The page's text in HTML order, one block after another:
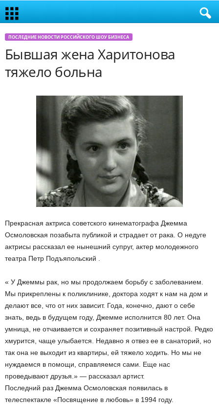
ПОСЛЕДНИЕ НОВОСТИ РОССИЙСКОГО ШОУ БИЗНЕСА
Бывшая жена Харитонова
тяжело больна
Прекрасная актриса советского кинематографа Джемма
Осмоловская позабыта публикой и страдает от рака. О недуге
актрисы рассказал ее нынешний супруг, актер молодежного
театра Петр Подъяпольский .
« У Джеммы рак, но мы продолжаем борьбу с заболеванием.
Мы прикреплены к поликлинике, доктора ходят к нам на дом и
делают все, что от них зависит. Года, конечно, дают о себе
знать, ведь в будущем году, Джемме исполнится 80 лет. Она
умница, не отчаивается и сохраняет позитивный настрой. Редко
хмурится, чаще улыбается. Недавно я отвез ее в санаторий, но
так она не выходит из квартиры, ей тяжело ходить. Но мы не
нуждаемся в помощи, справляемся сами. Еще нас
проведывают друзья.» — рассказал артист.
Последний раз Джемма Осмоловская появилась в
телеспектакле «Посвящение в любовь» в 1994 году.